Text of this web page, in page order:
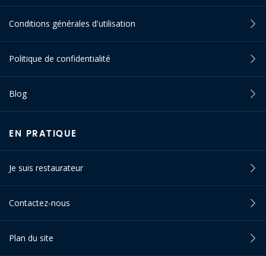
Conditions générales d'utilisation
Politique de confidentialité
Blog
EN PRATIQUE
Je suis restaurateur
Contactez-nous
Plan du site